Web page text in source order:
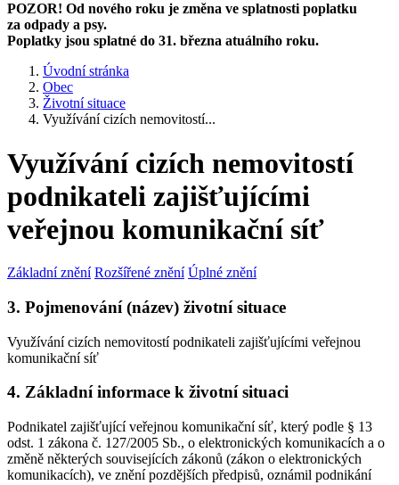
POZOR! Od nového roku je změna ve splatnosti poplatku
za odpady a psy.
Poplatky jsou splatné do 31. března atuálního roku.
Úvodní stránka
Obec
Životní situace
Využívání cizích nemovitostí...
Využívání cizích nemovitostí
podnikateli zajišťujícími
veřejnou komunikační síť
Základní znění Rozšířené znění Úplné znění
3. Pojmenování (název) životní situace
Využívání cizích nemovitostí podnikateli zajišťujícími veřejnou
komunikační síť
4. Základní informace k životní situaci
Podnikatel zajišťující veřejnou komunikační síť, který podle § 13
odst. 1 zákona č. 127/2005 Sb., o elektronických komunikacích a o
změně některých souvisejících zákonů (zákon o elektronických
komunikacích), ve znění pozdějších předpisů, oznámil podnikání